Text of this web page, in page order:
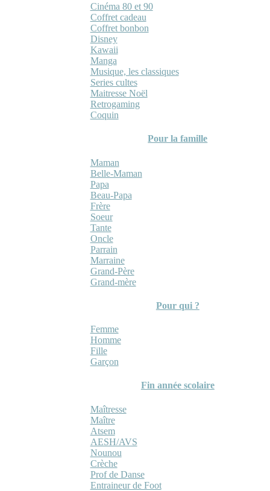
Cinéma 80 et 90
Coffret cadeau
Coffret bonbon
Disney
Kawaii
Manga
Musique, les classiques
Series cultes
Maitresse Noël
Retrogaming
Coquin
Pour la famille
Maman
Belle-Maman
Papa
Beau-Papa
Frère
Soeur
Tante
Oncle
Parrain
Marraine
Grand-Père
Grand-mère
Pour qui ?
Femme
Homme
Fille
Garçon
Fin année scolaire
Maîtresse
Maître
Atsem
AESH/AVS
Nounou
Crèche
Prof de Danse
Entraineur de Foot